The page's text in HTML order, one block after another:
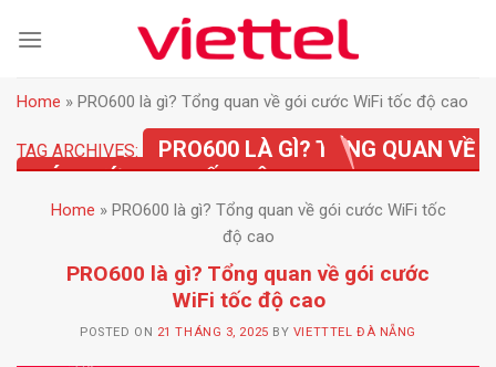
Home » PRO600 là gì? Tổng quan về gói cước WiFi tốc độ cao
TAG ARCHIVES:
PRO600 LÀ GÌ? TỔNG QUAN VỀ
GÓI CƯỚC WIFI TỐC ĐỘ CAO
Home » PRO600 là gì? Tổng quan về gói cước WiFi tốc
độ cao
PRO600 là gì? Tổng quan về gói cước
WiFi tốc độ cao
POSTED ON 21 THÁNG 3, 2025 BY VIETTTEL ĐÀ NẴNG